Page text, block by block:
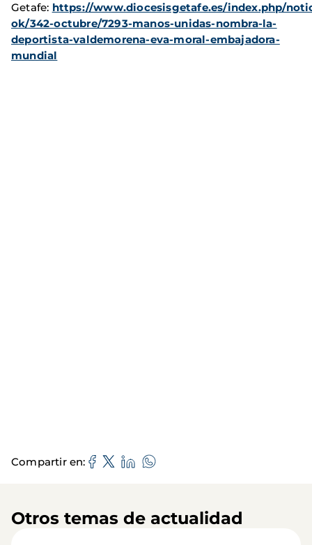
Getafe: https://www.diocesisgetafe.es/index.php/
ok/342-octubre/7293-manos-unidas-nombra-la-
deportista-valdemorena-eva-moral-embajadora-
mundial
Compartir en
Otros temas de actualidad